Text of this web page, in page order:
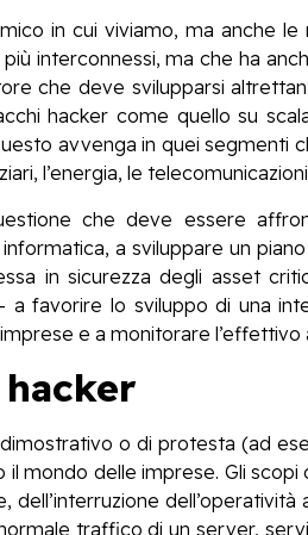
in cui viviamo, ma anche
interconnessi, ma che ha
che deve svilupparsi
hacker come quello su
avvenga in quei segmenti
l’energia, le
che deve essere
a sviluppare un
in sicurezza degli asset
a favorire lo sviluppo di una
e a monitorare
o di protesta (ad
mondo delle imprese. Gli
dell’interruzione
traffico di un server,